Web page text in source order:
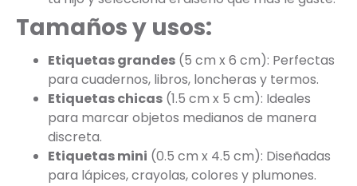
Tamaños y usos:
Etiquetas grandes (5 cm x 6 cm): Perfectas
para cuadernos, libros, loncheras y termos.
Etiquetas chicas (1.5 cm x 5 cm): Ideales
para marcar objetos medianos de manera
discreta.
Etiquetas mini (0.5 cm x 4.5 cm): Diseñadas
para lápices, crayolas, colores y plumones.